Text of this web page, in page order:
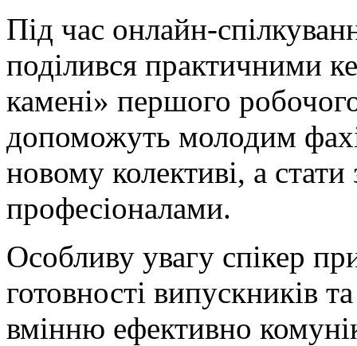
Під час онлайн-
поділився практичними
камені» першого
допоможуть молодим
новому колективі, а
професіоналами.
Особливу увагу спікер
готовності випускників
вмінню ефективно